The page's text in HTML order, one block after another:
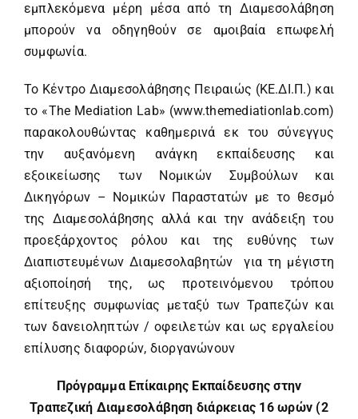
εμπλεκόμενα μέρη μέσα από τη Διαμεσολάβηση
μπορούν να οδηγηθούν σε αμοιβαία επωφελή
συμφωνία.
Το Κέντρο Διαμεσολάβησης Πειραιώς (ΚΕ.ΔΙ.Π.) και
το «The Mediation Lab» (www.themediationlab.com)
παρακολουθώντας καθημερινά εκ του σύνεγγυς
την αυξανόμενη ανάγκη εκπαίδευσης και
εξοικείωσης των Νομικών Συμβούλων και
Δικηγόρων – Νομικών Παραστατών με το θεσμό
της Διαμεσολάβησης αλλά και την ανάδειξη του
προεξάρχοντος ρόλου και της ευθύνης των
Διαπιστευμένων Διαμεσολαβητών για τη μέγιστη
αξιοποίησή της, ως προτεινόμενου τρόπου
επίτευξης συμφωνίας μεταξύ των Τραπεζών και
των δανειοληπτών / οφειλετών και ως εργαλείου
επίλυσης διαφορών, διοργανώνουν
Πρόγραμμα Επίκαιρης Εκπαίδευσης στην
Τραπεζική Διαμεσολάβηση διάρκειας 16 ωρών (2